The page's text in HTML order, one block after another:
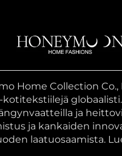
Home Collection Co.,
ja
ja kankaiden
laatuosaamista.